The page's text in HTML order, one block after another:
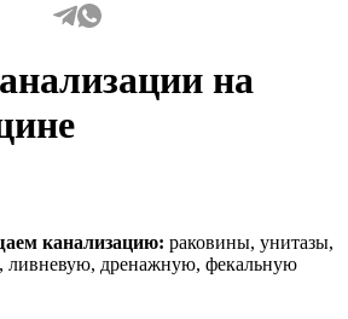
на
канализацию: раковины, унитазы,
дренажную, фекальную